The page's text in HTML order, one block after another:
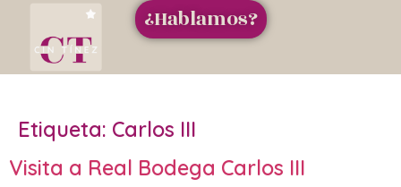
¿Hablamos?
Etiqueta: Carlos III
Visita a Real Bodega Carlos III